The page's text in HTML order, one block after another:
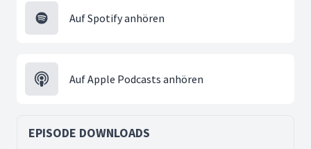
Auf Spotify anhören
Auf Apple Podcasts anhören
EPISODE DOWNLOADS